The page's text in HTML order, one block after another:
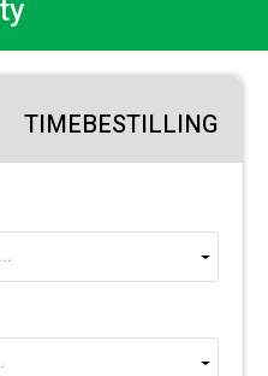
TIMEBESTILLING